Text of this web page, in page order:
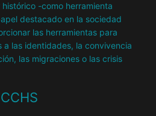
-como herramienta
destacado en la sociedad
las herramientas para
a las identidades, la convivencia
las migraciones o las crisis